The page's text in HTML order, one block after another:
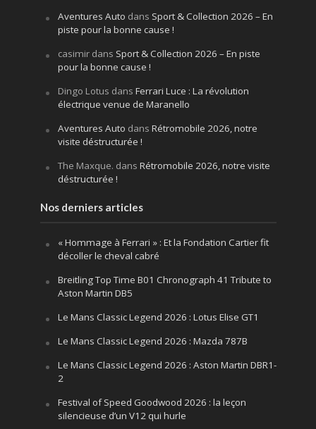
Aventures Auto dans Sport & Collection 2026 – En
piste pour la bonne cause !
casimirdans Sport & Collection 2026 – En piste
pour la bonne cause !
Dingo Lotus dans Ferrari Luce : La révolution
électrique venue de Maranello
Aventures Auto dans Rétromobile 2026, notre
visite déstructurée !
The Maxque. dans Rétromobile 2026, notre visite
déstructurée !
Nos derniers articles
« Hommage à Ferrari » : Et la Fondation Cartier fit
décoller le cheval cabré
Breitling Top Time B01 Chronograph 41 Tribute to
Aston Martin DB5
Le Mans Classic Legend 2026 : Lotus Elise GT1
Le Mans Classic Legend 2026 : Mazda 787B
Le Mans Classic Legend 2026 : Aston Martin DBR1-
2
Festival of Speed Goodwood 2026 : la leçon
silencieuse d’un V12 qui hurle